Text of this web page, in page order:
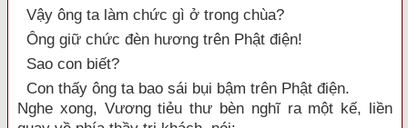
Vậy ông ta làm chức gì ở trong chùa?
Ông giữ chức đèn hương trên Phật điện!
Sao con biết?
Con thấy ông ta bao sái bụi bậm trên Phật điện.
Nghe xong, Vương tiẻu thư bèn nghĩ ra một kế, liền